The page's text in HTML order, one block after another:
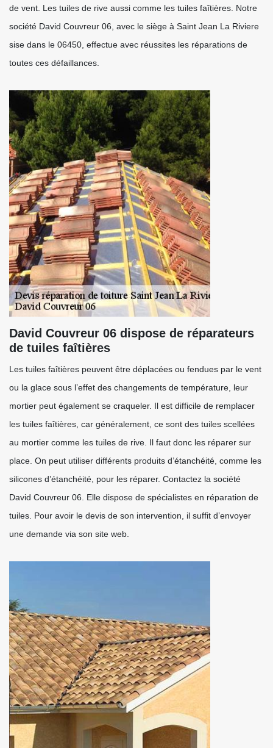
de vent. Les tuiles de rive aussi comme les tuiles faîtières. Notre
société David Couvreur 06, avec le siège à Saint Jean La Riviere
sise dans le 06450, effectue avec réussites les réparations de
toutes ces défaillances.
David Couvreur 06 dispose de réparateurs
de tuiles faîtières
Les tuiles faîtières peuvent être déplacées ou fendues par le vent
ou la glace sous l’effet des changements de température, leur
mortier peut également se craqueler. Il est difficile de remplacer
les tuiles faîtières, car généralement, ce sont des tuiles scellées
au mortier comme les tuiles de rive. Il faut donc les réparer sur
place. On peut utiliser différents produits d’étanchéité, comme les
silicones d’étanchéité, pour les réparer. Contactez la société
David Couvreur 06. Elle dispose de spécialistes en réparation de
tuiles. Pour avoir le devis de son intervention, il suffit d’envoyer
une demande via son site web.